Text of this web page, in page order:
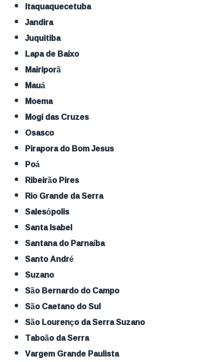
Itaquaquecetuba
Jandira
Juquitiba
Lapa de Baixo
Mairiporã
Mauá
Moema
Mogi das Cruzes
Osasco
Pirapora do Bom Jesus
Poá
Ribeirão Pires
Rio Grande da Serra
Salesópolis
Santa Isabel
Santana do Parnaíba
Santo André
Suzano
São Bernardo do Campo
São Caetano do Sul
São Lourenço da Serra Suzano
Taboão da Serra
Vargem Grande Paulista